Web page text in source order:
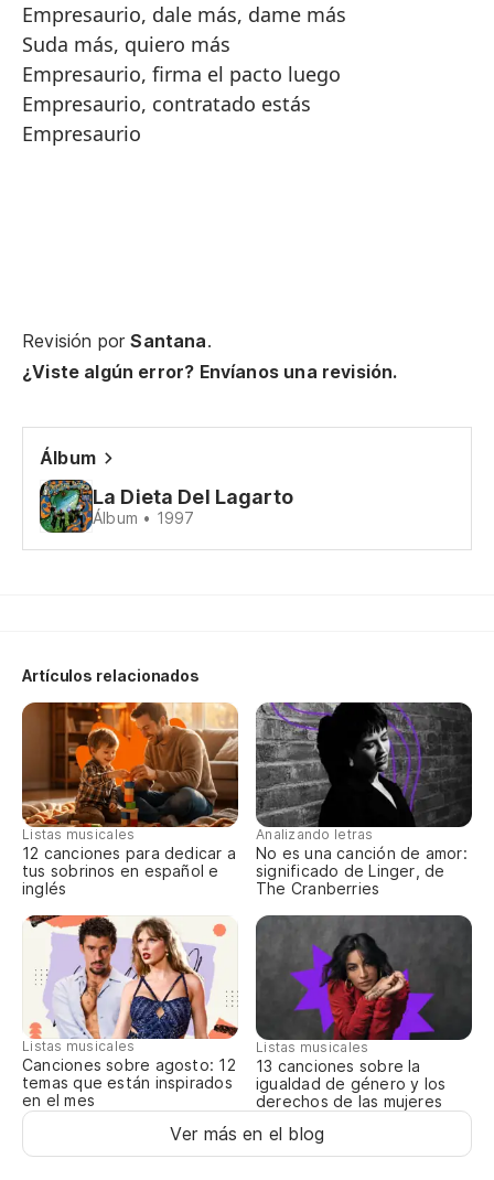
Empresaurio, dale más, dame más
Suda más, quiero más
Empresaurio, firma el pacto luego
Empresaurio, contratado estás
Empresaurio
Revisión porSantana.
¿Viste algún error? Envíanos una revisión.
Álbum
La Dieta Del Lagarto
Álbum • 1997
Artículos relacionados
Listas musicales
12 canciones para dedicar a
tus sobrinos en español e
inglés
Analizando letras
No es una canción de amor:
significado de Linger, de
The Cranberries
Listas musicales
Canciones sobre agosto: 12
temas que están inspirados
en el mes
Listas musicales
13 canciones sobre la
igualdad de género y los
derechos de las mujeres
Ver más en el blog